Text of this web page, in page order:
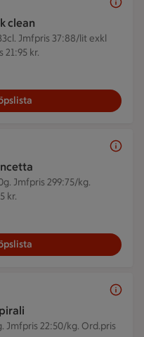
clean
Jmfpris 37:88/lit exkl
21:95 kr.
Jmfpris 299:75/kg.
kr.
Jmfpris 22:50/kg. Ord.pris